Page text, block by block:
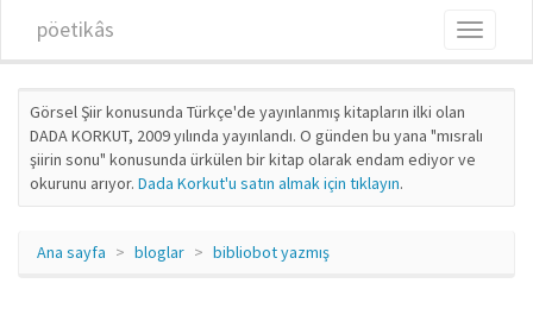
pöetikâs
Toggle
Görsel Şiir konusunda Türkçe'de yayınlanmış kitapların ilki olan
DADA KORKUT, 2009 yılında yayınlandı. O günden bu yana "mısralı
şiirin sonu" konusunda ürkülen bir kitap olarak endam ediyor ve
okurunu arıyor. Dada Korkut'u satın almak için tıklayın.
Ana sayfa bloglar bibliobot yazmış